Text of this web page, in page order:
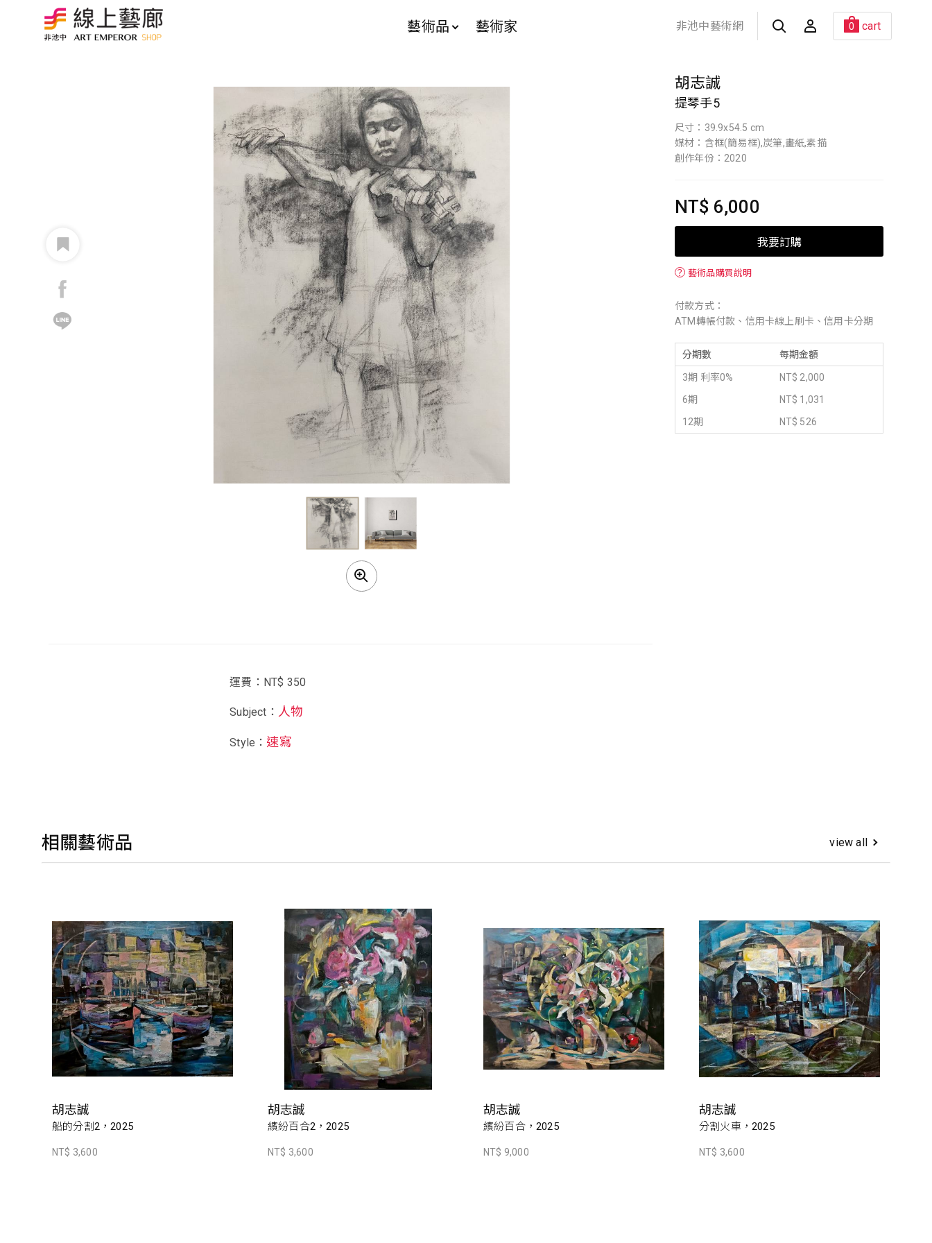
藝術品 藝術家 非池中藝術網 0 cart
胡志誠
提琴手5
尺寸：39.9x54.5 cm
媒材：含框(簡易框),炭筆,畫紙,素描
創作年份：2020
NT$ 6,000
我要訂購
？ 藝術品購買說明
付款方式：
ATM轉帳付款、信用卡線上刷卡、信用卡分期
分期數 每期金額
3期 利率0%
NT$ 2,000
6期
NT$ 1,031
12期
NT$ 526
運費：NT$ 350
Subject： 人物
Style： 速寫
相關藝術品 view all
胡志誠
船的分割2，2025
NT$ 3,600
胡志誠
繽紛百合2，2025
NT$ 3,600
胡志誠
繽紛百合，2025
NT$ 9,000
胡志誠
分割火車，2025
NT$ 3,600